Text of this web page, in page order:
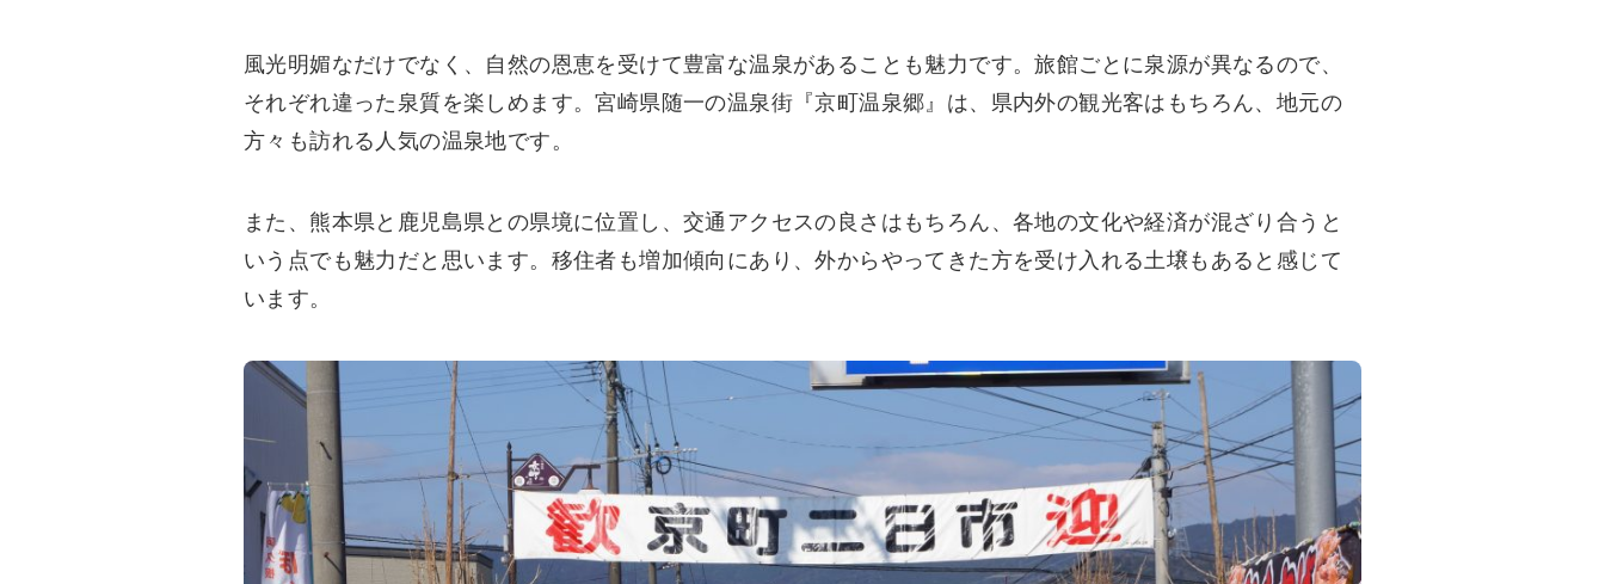
風光明媚なだけでなく、自然の恩恵を受けて豊富な温泉があることも魅力です。旅館ごとに泉源が異なるので、
それぞれ違った泉質を楽しめます。宮崎県随一の温泉街『京町温泉郷』は、県内外の観光客はもちろん、地元の
方々も訪れる人気の温泉地です。
また、熊本県と鹿児島県との県境に位置し、交通アクセスの良さはもちろん、各地の文化や経済が混ざり合うと
いう点でも魅力だと思います。移住者も増加傾向にあり、外からやってきた方を受け入れる土壌もあると感じて
います。